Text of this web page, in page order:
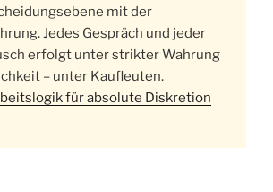
mit der
Jedes Gespräch und jeder
erfolgt unter strikter Wahrung
– unter Kaufleuten.
für absolute Diskretion